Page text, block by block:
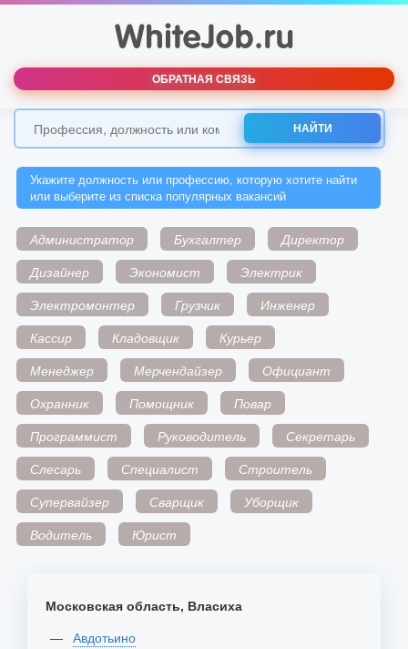
ОБРАТНАЯ СВЯЗЬ
НАЙТИ
Укажите должность или профессию, которую хотите найти
или выберите из списка популярных вакансий
Администратор Бухгалтер
Директор
Дизайнер
Экономист
Электрик
Электромонтер
Грузчик
Инженер
Кассир
Кладовщик
Курьер
Менеджер
Мерчендайзер
Официант
Охранник
Помощник
Повар
Программист
Руководитель
Секретарь
Слесарь
Специалист
Строитель
Супервайзер
Сварщик
Уборщик
Водитель
Юрист
Московская область, Власиха
Авдотьино